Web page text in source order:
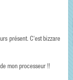
présent. C'est bizzare
mon processeur !!